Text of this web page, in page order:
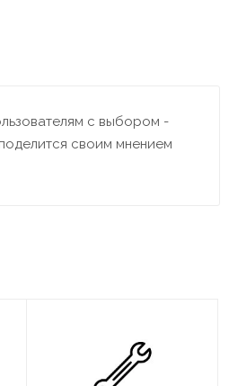
с выбором -
своим мнением